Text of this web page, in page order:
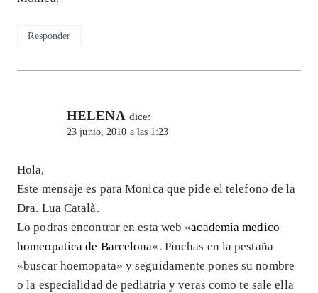
Responder
HELENA dice:
23 junio, 2010 a las 1:23
Hola,
Este mensaje es para Monica que pide el telefono de la
Dra. Lua Català.
Lo podras encontrar en esta web «academia medico
homeopatica de Barcelona«. Pinchas en la pestaña
«buscar hoemopata» y seguidamente pones su nombre
o la especialidad de pediatria y veras como te sale ella